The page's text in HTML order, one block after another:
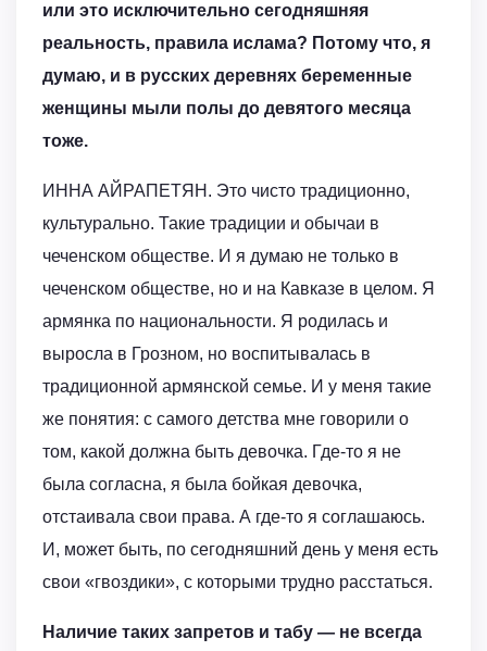
или это исключительно сегодняшняя
реальность, правила ислама? Потому что, я
думаю, и в русских деревнях беременные
женщины мыли полы до девятого месяца
тоже.
ИННА АЙРАПЕТЯН. Это чисто традиционно,
культурально. Такие традиции и обычаи в
чеченском обществе. И я думаю не только в
чеченском обществе, но и на Кавказе в целом. Я
армянка по национальности. Я родилась и
выросла в Грозном, но воспитывалась в
традиционной армянской семье. И у меня такие
же понятия: с самого детства мне говорили о
том, какой должна быть девочка. Где-то я не
была согласна, я была бойкая девочка,
отстаивала свои права. А где-то я соглашаюсь.
И, может быть, по сегодняшний день у меня есть
свои «гвоздики», с которыми трудно расстаться.
Наличие таких запретов и табу — не всегда